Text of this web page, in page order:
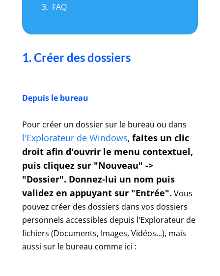
FAQ
1. Créer des dossiers
Depuis le bureau
Pour créer un dossier sur le bureau ou dans
l'Explorateur de Windows, faites un clic
droit afin d'ouvrir le menu contextuel,
puis cliquez sur "Nouveau" ->
"Dossier". Donnez-lui un nom puis
validez en appuyant sur "Entrée". Vous
pouvez créer des dossiers dans vos dossiers
personnels accessibles depuis l'Explorateur de
fichiers (Documents, Images, Vidéos...), mais
aussi sur le bureau comme ici :